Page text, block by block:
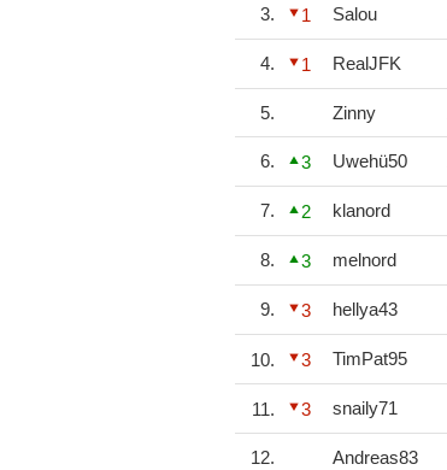
3. 1 Salou
4. 1 RealJFK
5. Zinny
6. 3 Uwehü50
7. 2 klanord
8. 3 melnord
9. 3 hellya43
10. 3 TimPat95
11. 3 snaily71
12. Andreas83